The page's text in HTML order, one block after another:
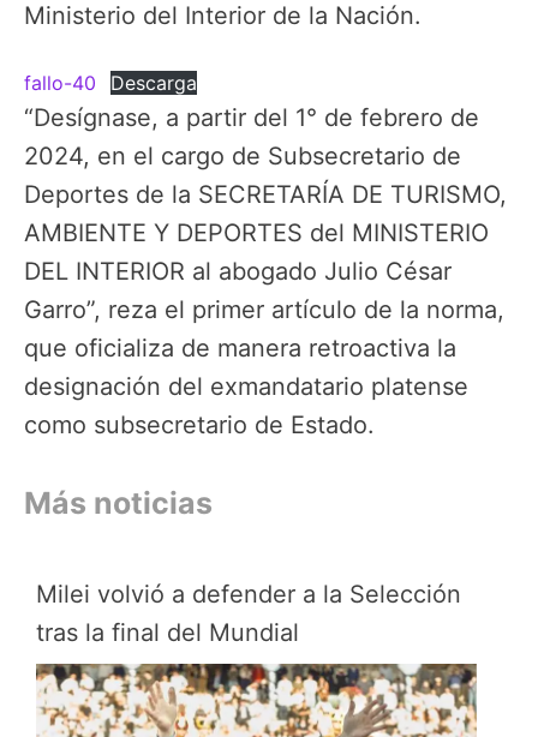
Ministerio del Interior de la Nación.
fallo-40 Descarga
“Desígnase, a partir del 1° de febrero de
2024, en el cargo de Subsecretario de
Deportes de la SECRETARÍA DE TURISMO,
AMBIENTE Y DEPORTES del MINISTERIO
DEL INTERIOR al abogado Julio César
Garro”, reza el primer artículo de la norma,
que oficializa de manera retroactiva la
designación del exmandatario platense
como subsecretario de Estado.
Más noticias
Milei volvió a defender a la Selección
tras la final del Mundial